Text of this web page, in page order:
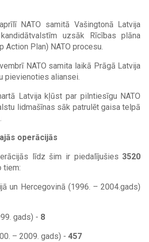
NATO samitā Vašingtonā Latvija
uzsāk Rīcības plāna
Action Plan) NATO procesu.
NATO samita laikā Prāgā Latvija
pievienoties aliansei.
Latvija kļūst par pilntiesīgu NATO
lidmašīnas sāk patrulēt gaisa telpā
operācijās
līdz šim ir piedalījušies3520
tiem:
un Hercegovinā (1996. – 2004.gads)
gads) - 8
– 2009. gads) - 457